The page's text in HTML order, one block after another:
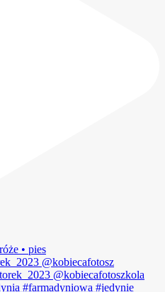
@kobiecafotosz